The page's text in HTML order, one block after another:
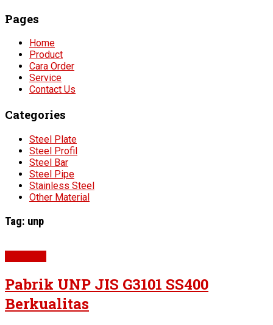
Pages
Home
Product
Cara Order
Service
Contact Us
Categories
Steel Plate
Steel Profil
Steel Bar
Steel Pipe
Stainless Steel
Other Material
Tag: unp
Pabrik UNP JIS G3101 SS400
Berkualitas